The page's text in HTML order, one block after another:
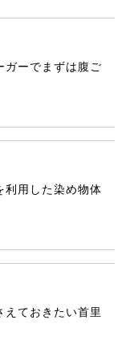
ガーでまずは腹ご
利用した染め物体
えておきたい首里